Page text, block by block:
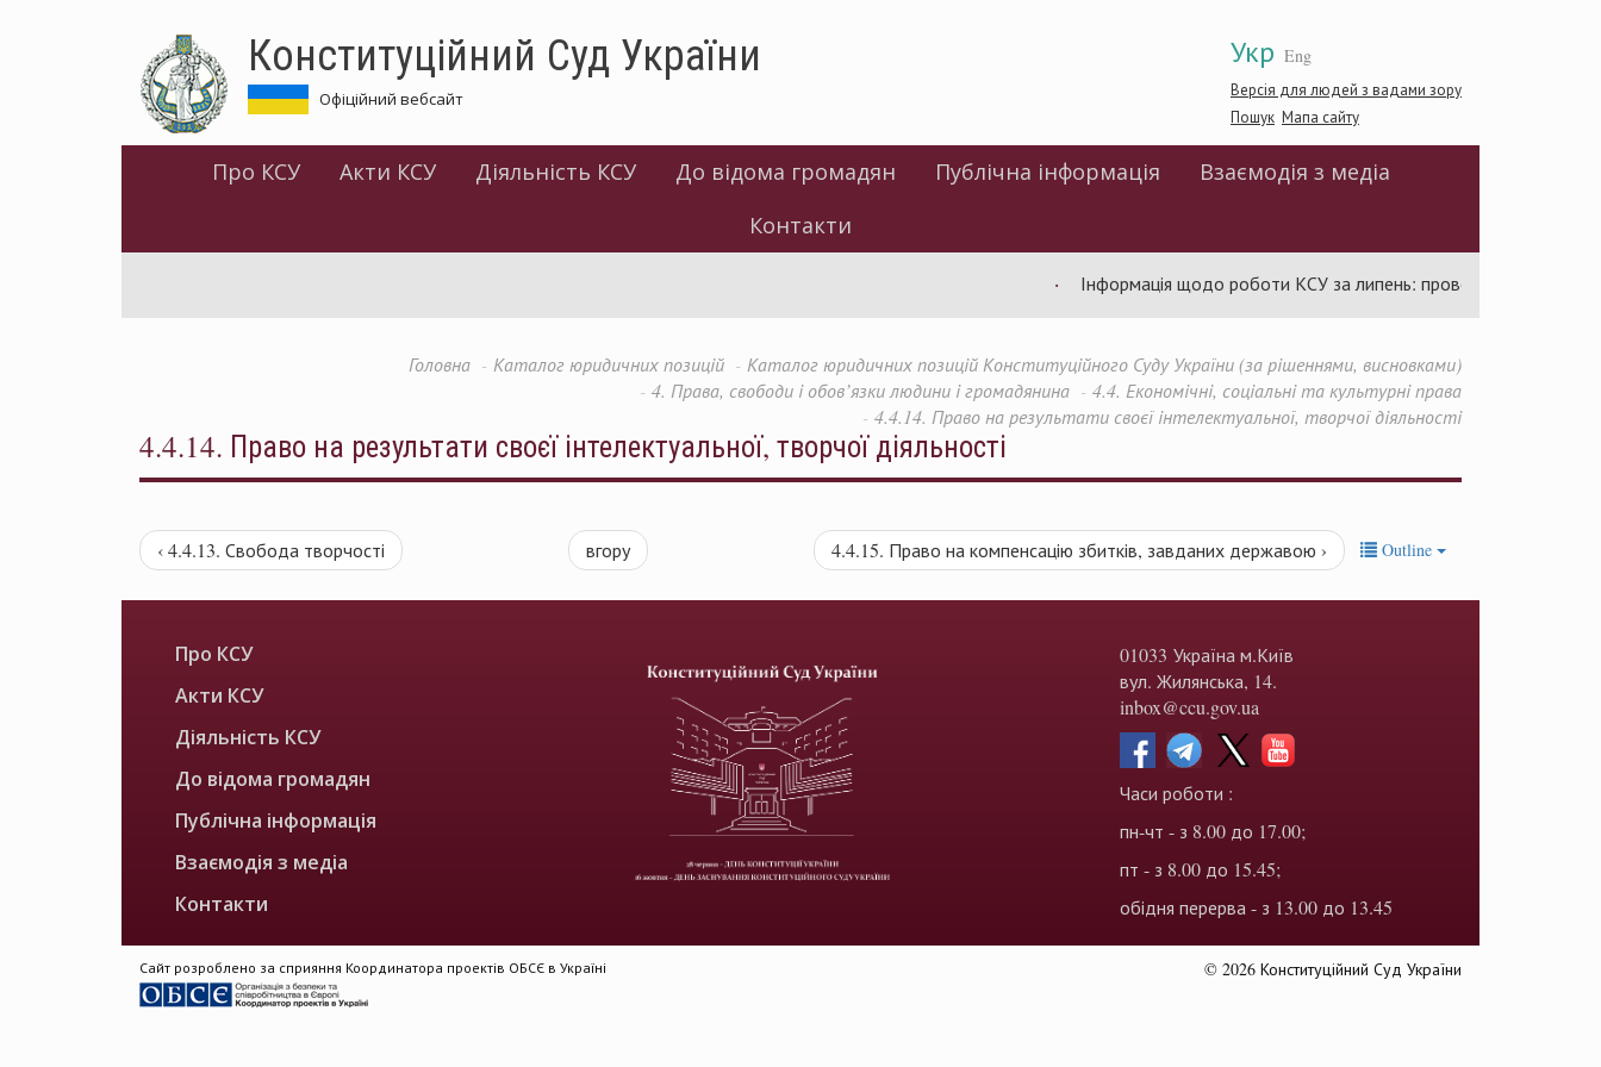
Укр Eng
Версія для людей з вадами зору
Пошук Мапа сайту
Конституційний Суд України
Офіційний вебсайт
Про КСУ Акти КСУ Діяльність КСУ До відома громадян Публічна інформація
Взаємодія з медіа
Контакти
Інформація щодо роботи КСУ за липень: проведено 94
Головна Каталог юридичних позицій
Каталог юридичних позицій Конституційного Суду України (за рішеннями, висновками)
4. Права, свободи і обов’язки людини і громадянина
4.4. Економічні, соціальні та культурні права
4.4.14. Право на результати своєї інтелектуальної, творчої діяльності
4.4.14. Право на результати своєї інтелектуальної, творчої діяльності
Outline
‹ 4.4.13. Свобода творчості вгору 4.4.15. Право на компенсацію збитків, завданих державою ›
Про КСУ
Акти КСУ
Діяльність КСУ
До відома громадян
Публічна інформація
Взаємодія з медіа
Контакти
01033 Україна м.Київ
вул. Жилянська, 14.
inbox@ccu.gov.ua
Часи роботи :
пн-чт - з 8.00 до 17.00;
пт - з 8.00 до 15.45;
обідня перерва - з 13.00 до 13.45
Сайт розроблено за сприяння Координатора проектів ОБСЄ в Україні © 2026 Конституційний Суд України